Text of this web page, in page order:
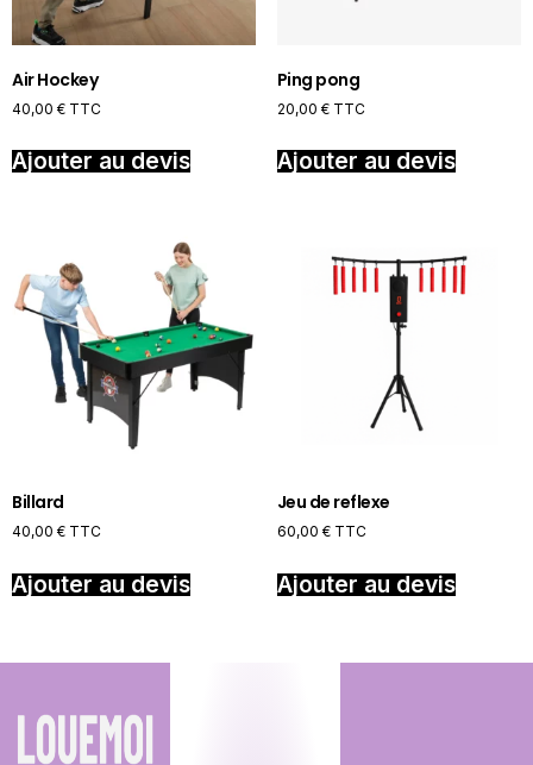
Air Hockey
40,00 € TTC
Ajouter au devis
Ping pong
20,00 € TTC
Ajouter au devis
Billard
40,00 € TTC
Ajouter au devis
Jeu de reflexe
60,00 € TTC
Ajouter au devis